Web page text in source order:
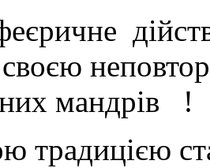
мандрів !
традицією